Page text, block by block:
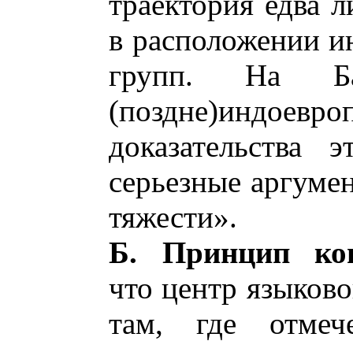
в расположении
групп. На
доказательства
серьезные
тяжести».
Б. Принцип
что центр
там, где